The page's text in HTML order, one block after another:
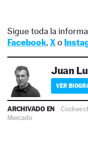
Sigue toda la
Facebook, Xo
Juan
VER
ARCHIVADO EN Coches
Mercado